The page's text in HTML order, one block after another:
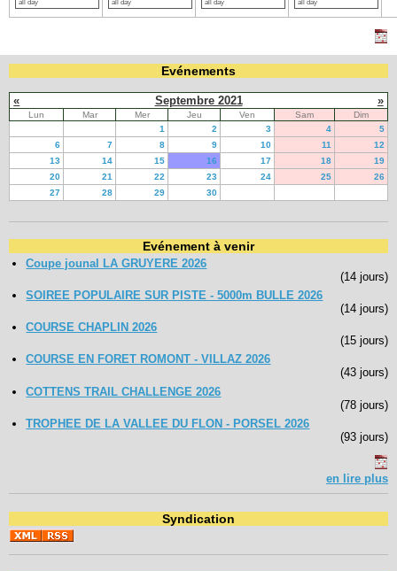
all day all day all day all day
Evénements
« Septembre 2021 »
Lun Mar Mer Jeu Ven Sam
Dim
1
2 3 4
5
6
7 8 9 10 11
12
13
14 15 16 17 18
19
20
21 22 23 24 25
26
27
28 29 30
Evénement à venir
Coupe jounal LA GRUYERE 2026
(14 jours)
SOIREE POPULAIRE SUR PISTE - 5000m BULLE 2026
(14 jours)
COURSE CHAPLIN 2026
(15 jours)
COURSE EN FORET ROMONT - VILLAZ 2026
(43 jours)
COTTENS TRAIL CHALLENGE 2026
(78 jours)
TROPHEE DE LA VALLEE DU FLON - PORSEL 2026
(93 jours)
en lire plus
Syndication